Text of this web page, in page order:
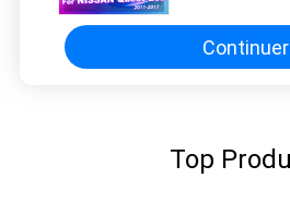
Continuer
Top